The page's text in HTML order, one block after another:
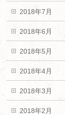
2018年7月
2018年6月
2018年5月
2018年4月
2018年3月
2018年2月